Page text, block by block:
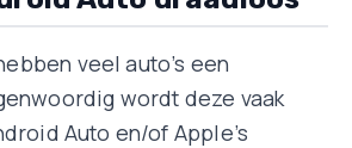
veel auto’s een
wordt deze vaak
Auto en/of Apple’s